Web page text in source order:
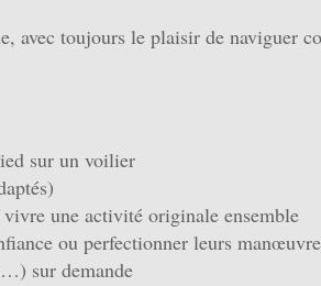
avec toujours le plaisir de naviguer
sur un voilier
une activité originale ensemble
ou perfectionner leurs
sur demande